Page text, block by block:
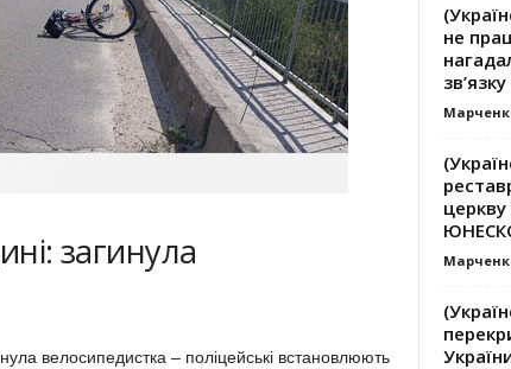
загинула
велосипедистка – поліцейські встановлюють
не
зв’язку
церкву